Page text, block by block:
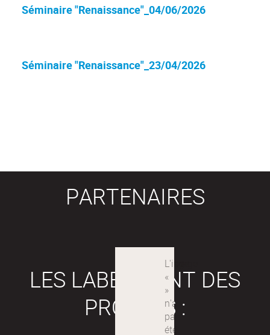
Séminaire "Renaissance"_04/06/2026
Séminaire "Renaissance"_23/04/2026
PARTENAIRES
LES LABEX SONT DES
PROJETS :